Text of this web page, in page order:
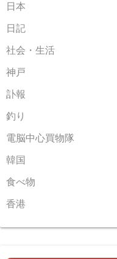
日本
日記
社会・生活
神戸
訃報
釣り
電脳中心買物隊
韓国
食べ物
香港